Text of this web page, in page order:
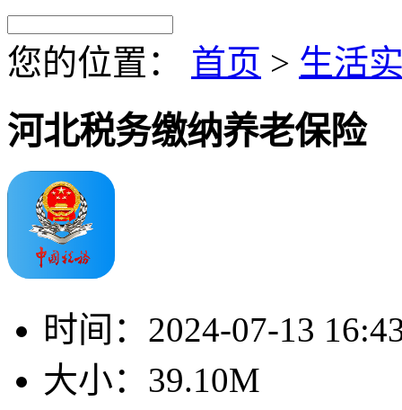
您的位置： 首页 > 生活
河北税务缴纳养老保险
时间： 2024-07-13
大小： 39.10M